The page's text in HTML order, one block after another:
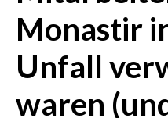
BANDI
SPORT IN SARDEGNA
SPORT
Monastir
Unfall
waren